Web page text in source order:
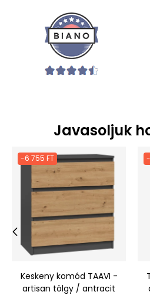
Javasoljuk
-6 755 FT
Keskeny komód TAAVI -
artisan tölgy / antracit